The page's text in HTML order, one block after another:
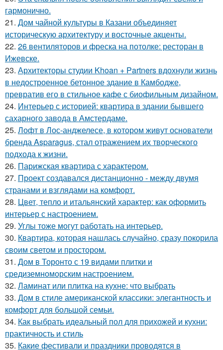
гармонично.
21. Дом чайной культуры в Казани объединяет
историческую архитектуру и восточные акценты.
22. 26 вентиляторов и фреска на потолке: ресторан в
Ижевске.
23. Архитекторы студии Khoan + Partners вдохнули жизнь
в недостроенное бетонное здание в Камбодже,
превратив его в стильное кафе с биофильным дизайном.
24. Интерьер с историей: квартира в здании бывшего
сахарного завода в Амстердаме.
25. Лофт в Лос-анджелесе, в котором живут основатели
бренда Asparagus, стал отражением их творческого
подхода к жизни.
26. Парижская квартира с характером.
27. Проект создавался дистанционно - между двумя
странами и взглядами на комфорт.
28. Цвет, тепло и итальянский характер: как оформить
интерьер с настроением.
29. Углы тоже могут работать на интерьер.
30. Квартира, которая нашлась случайно, сразу покорила
своим светом и простором.
31. Дом в Торонто с 19 видами плитки и
средиземноморским настроением.
32. Ламинат или плитка на кухне: что выбрать
33. Дом в стиле американской классики: элегантность и
комфорт для большой семьи.
34. Как выбрать идеальный пол для прихожей и кухни:
практичность и стиль
35. Какие фестивали и праздники проводятся в